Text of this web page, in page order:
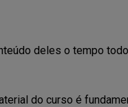
deles o tempo
do curso é